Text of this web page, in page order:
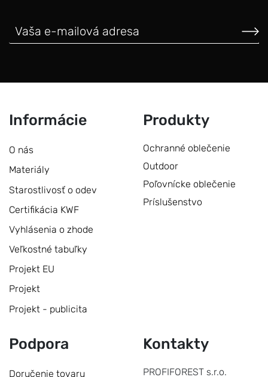
Informácie
O nás
Materiály
Starostlivosť o odev
Certifikácia KWF
Vyhlásenia o zhode
Veľkostné tabuľky
Projekt EU
Projekt
Projekt - publicita
Produkty
Ochranné oblečenie
Outdoor
Poľovnícke oblečenie
Príslušenstvo
Podpora
Doručenie tovaru
Kontakty
PROFIFOREST s.r.o.